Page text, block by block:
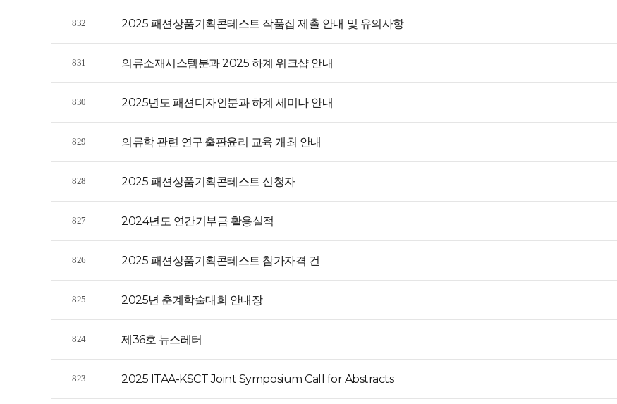
832 2025 패션상품기획콘테스트 작품집 제출 안내 및 유의사항
831 의류소재시스템분과 2025 하계 워크샵 안내
830 2025년도 패션디자인분과 하계 세미나 안내
829 의류학 관련 연구·출판윤리 교육 개최 안내
828 2025 패션상품기획콘테스트 신청자
827 2024년도 연간기부금 활용실적
826 2025 패션상품기획콘테스트 참가자격 건
825 2025년 춘계학술대회 안내장
824 제36호 뉴스레터
823 2025 ITAA-KSCT Joint Symposium Call for Abstracts